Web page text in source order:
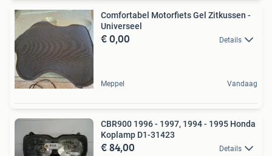
Comfortabel Motorfiets Gel Zitkussen -
Universeel
€ 0,00 Details
Meppel Vandaag
CBR900 1996 - 1997, 1994 - 1995 Honda
Koplamp D1-31423
€ 84,00 Details